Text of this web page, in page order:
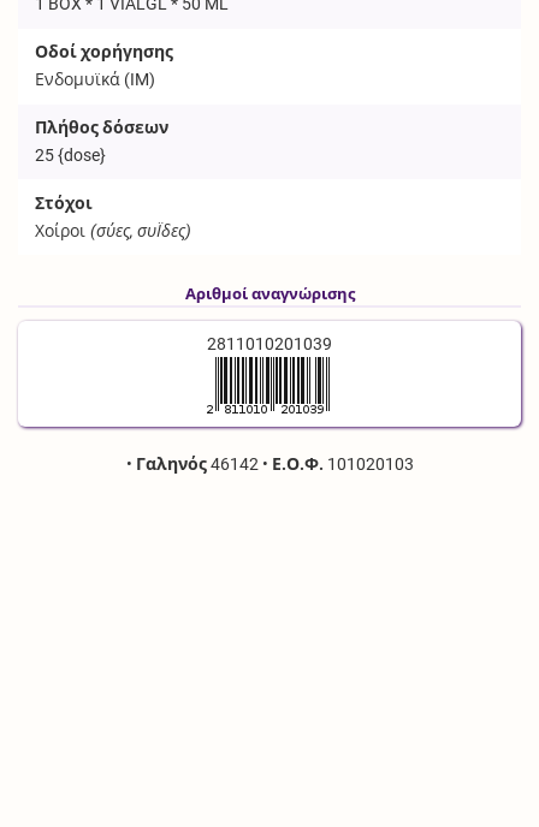
1 BOX * 1 VIALGL * 50 ML
Οδοί χορήγησης
Ενδομυϊκά (IM)
Πλήθος δόσεων
25{dose}
Στόχοι
Χοίροι (σύες, συΪδες)
Αριθμοί αναγνώρισης
2811010201039
• Γαληνός46142 • Ε.Ο.Φ. 101020103